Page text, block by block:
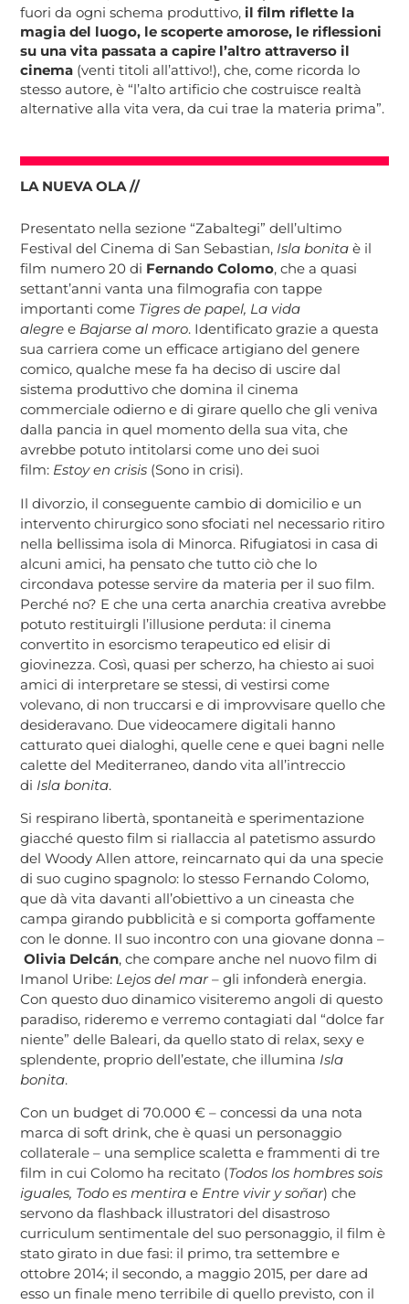
fuori da ogni schema produttivo,il film riflette la
magia del luogo, le scoperte amorose, le riflessioni
su una vita passata a capire l’altro attraverso il
cinema (venti titoli all’attivo!), che, come ricorda lo
stesso autore, è “l’alto artificio che costruisce realtà
alternative alla vita vera, da cui trae la materia prima”.
LA NUEVA OLA //
Presentato nella sezione “Zabaltegi” dell’ultimo
Festival del Cinema di San Sebastian, Isla bonita è il
film numero 20 di Fernando Colomo, che a quasi
settant’anni vanta una filmografia con tappe
importanti come Tigres de papel, La vida
alegre e Bajarse al moro. Identificato grazie a questa
sua carriera come un efficace artigiano del genere
comico, qualche mese fa ha deciso di uscire dal
sistema produttivo che domina il cinema
commerciale odierno e di girare quello che gli veniva
dalla pancia in quel momento della sua vita, che
avrebbe potuto intitolarsi come uno dei suoi
film: Estoy en crisis (Sono in crisi).
Il divorzio, il conseguente cambio di domicilio e un
intervento chirurgico sono sfociati nel necessario ritiro
nella bellissima isola di Minorca. Rifugiatosi in casa di
alcuni amici, ha pensato che tutto ciò che lo
circondava potesse servire da materia per il suo film.
Perché no? E che una certa anarchia creativa avrebbe
potuto restituirgli l’illusione perduta: il cinema
convertito in esorcismo terapeutico ed elisir di
giovinezza. Così, quasi per scherzo, ha chiesto ai suoi
amici di interpretare se stessi, di vestirsi come
volevano, di non truccarsi e di improvvisare quello che
desideravano. Due videocamere digitali hanno
catturato quei dialoghi, quelle cene e quei bagni nelle
calette del Mediterraneo, dando vita all’intreccio
di Isla bonita.
Si respirano libertà, spontaneità e sperimentazione
giacché questo film si riallaccia al patetismo assurdo
del Woody Allen attore, reincarnato qui da una specie
di suo cugino spagnolo: lo stesso Fernando Colomo,
que dà vita davanti all’obiettivo a un cineasta che
campa girando pubblicità e si comporta goffamente
con le donne. Il suo incontro con una giovane donna –
Olivia Delcán, che compare anche nel nuovo film di
Imanol Uribe: Lejos del mar– gli infonderà energia.
Con questo duo dinamico visiteremo angoli di questo
paradiso, rideremo e verremo contagiati dal “dolce far
niente” delle Baleari, da quello stato di relax, sexy e
splendente, proprio dell’estate, che illumina Isla
bonita.
Con un budget di 70.000 € – concessi da una nota
marca di soft drink, che è quasi un personaggio
collaterale – una semplice scaletta e frammenti di tre
film in cui Colomo ha recitato (Todos los hombres sois
iguales, Todo es mentira e Entre vivir y soñar) che
servono da flashback illustratori del disastroso
curriculum sentimentale del suo personaggio, il film è
stato girato in due fasi: il primo, tra settembre e
ottobre 2014; il secondo, a maggio 2015, per dare ad
esso un finale meno terribile di quello previsto, con il